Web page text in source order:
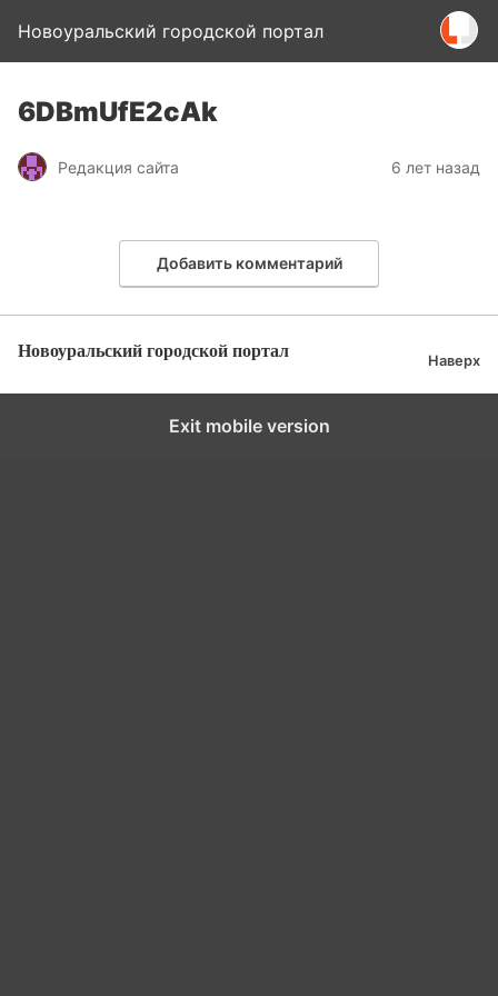
Новоуральский городской портал
6DBmUfE2cAk
Редакция сайта 6 лет назад
Добавить комментарий
Новоуральский городской портал Наверх
Exit mobile version